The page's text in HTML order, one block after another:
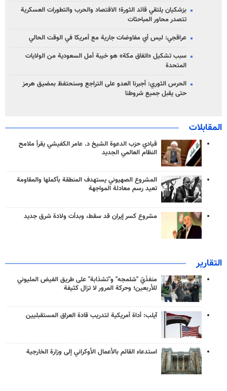
بزشكيان يلتقي قائد الثورة؛ الاقتصاد والحرب والتطورات العسكرية
تتصدر محاور المباحثات
عراقجي: ليس أي مفاوضات جارية مع أمريكا في الوقت الحالي
سبب تشكيل «اتفاق مكة» هو خيبة أمل السعودية من الولايات
المتحدة
الحرس الثوري: أجبرنا العدو على التراجع وسنحتفظ بمضيق هرمز
حتى يقبل جميع شروطنا
المقابلات
قيادي حزب الدعوة الشيخ د. عامر الكفيشي يقرأ ملامح
النظام العالمي الجديد
المشروع الصهيوني يستهدف المنطقة بأكملها والمقاومة
تعيد رسم معادلة المواجهة
مشروع كسر إيران قد سقط، وبدأت ولادة شرق جديد
التقارير
منفذَيّ "شلمجه" و"تشذابة" على طريق الفيض المليوني
للأربعين؛ وحركة المرور لا تزال كثيفة
آيلب: أداة أمريكية لتدريب قادة العراق المستقبليين
استدعاء القائم بالأعمال الأوكراني إلى وزارة الخارجية